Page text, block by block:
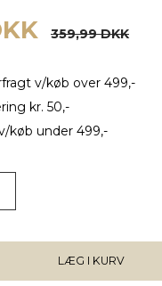
359,99 DKK
v/køb over 499,-
kr. 50,-
køb under 499,-
LÆG I KURV